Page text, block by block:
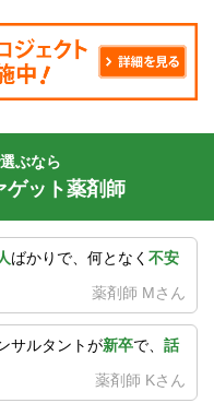
ぶなら
ゲット薬剤師
ばかりで、何となく 不安
薬剤師 Mさん
サルタントが新卒で、 話
薬剤師 Kさん